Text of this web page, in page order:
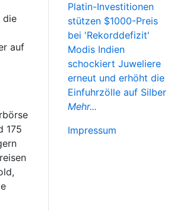
die
auf
175
Platin-Investitionen
stützen $1000-Preis
bei 'Rekorddefizit'
Modis Indien
schockiert Juweliere
erneut und erhöht die
Einfuhrzölle auf Silber
Mehr...
Impressum